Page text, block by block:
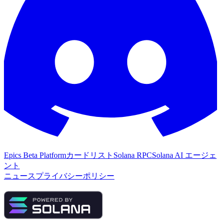
Epics Beta Platformカードリスト Solana RPCSolana AI エージェ
ント
ニュースプライバシーポリシー